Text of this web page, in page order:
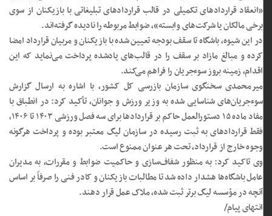
«انعقاد قرارداد‌های تکمیلی در قالب قرارداد‌های تبلیغاتی با بازیکنان از سوی
برخی مالکان یا شرکت‌های وابسته»، ضوابط مربوطه را نادیده گرفته‌اند.
در این شیوه، باشگاه تا سقف بودجه تعیین شده با بازیکنان و مربیان قرارداد امضا
کرده و مبالغ مازاد بر سقف را در قالب‌های یادشده پرداخت می‌نماید که این
اقدام، زمینه بروز سوءجریان را فراهم می‌کند.
میرمحمدی سخنگوی سازمان بازرسی کل کشور، با اشاره به ارسال گزارش
سوءجریان‌های شناسایی شده به وزیر ورزش و جوانان، تأکید کرد: در انطباق با
مفاد ماده ۱۵ دستورالعمل حاکم بر قرارداد‌ها برای سه فصل ورزشی ۱۴۰۳ تا ۱۴۰۶،
فقط قرارداد‌های به ثبت رسیده در سازمان لیگ معتبر بوده و پرداخت هرگونه
وجوه خارج از قرارداد، تحت هر عنوان ممنوع است.
وی تاکید کرد: به منظور شفاف‌سازی و حاکمیت ضوابط و مقررات، به مدیران
عامل باشگاه‌ها هشدار داده شد تا مطالبات بازیکنان و کادر فنی را صرفاً بر اساس
آنچه در مؤسسه لیگ برتر ثبت شده، ملاک عمل قرار دهند.
انتهای پیام/